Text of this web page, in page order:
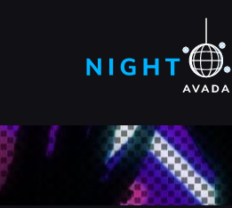
ACASA
DESPRE NOI